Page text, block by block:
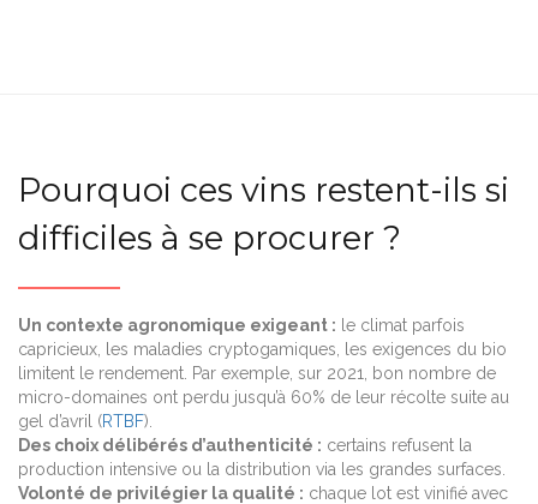
Pourquoi ces vins restent-ils si
difficiles à se procurer ?
Un contexte agronomique exigeant : le climat parfois
capricieux, les maladies cryptogamiques, les exigences du bio
limitent le rendement. Par exemple, sur 2021, bon nombre de
micro-domaines ont perdu jusqu’à 60% de leur récolte suite au
gel d’avril (RTBF).
Des choix délibérés d’authenticité : certains refusent la
production intensive ou la distribution via les grandes surfaces.
Volonté de privilégier la qualité : chaque lot est vinifié avec